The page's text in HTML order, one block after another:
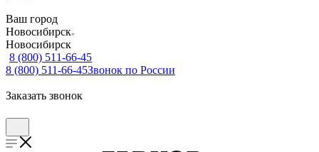
Ваш город
Новосибирск
Новосибирск
8 (800) 511-66-45
8 (800) 511-66-45Звонок по России
Заказать звонок